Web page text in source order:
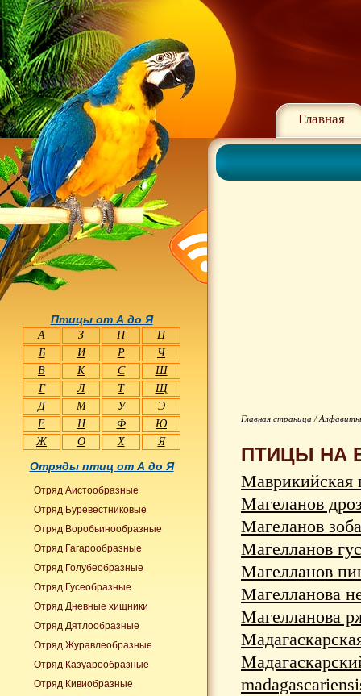
Главная
Главная страница /
ПТИЦЫ НА
Маврикийская
Магеланов
Магеланов
Магелланов
Магелланов
Магелланова
Магелланова
Птицы от А до Я
А З П
Ц
Б
И Р
Ч
В
К С
Ш
Г
Л Т
Щ
Д
М У
Э
Е
Н Ф
Ю
Ж
О Х Я
Отряды птиц от А до Я
Отряд Аистообразные
Отряд Буревестниковые
Отряд Воробьинообразные
Отряд Гагарообразные
Отряд Голубеобразные
Отряд Гусеобразные
Отряд Дневные хищники
Отряд Дятлообразные
Отряд Журавлеобразные
Отряд Казуарообразные
Отряд Кивиобразные